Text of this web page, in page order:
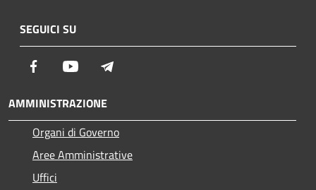
SEGUICI SU
Facebook Youtube
AMMINISTRAZIONE
Organi di Governo
Aree Amministrative
Uffici